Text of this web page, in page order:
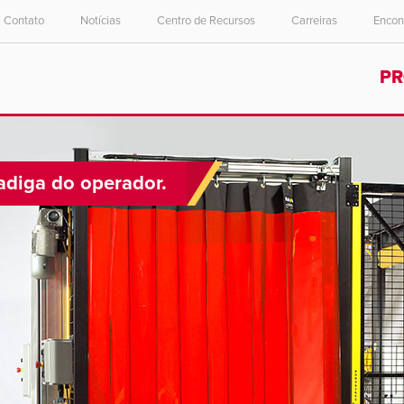
English
English
Contato Notícias Centro de Recursos Carreiras
do operador.